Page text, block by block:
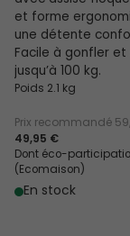
et forme
une détente
Facile à gonfler
jusqu’à 100 kg.
Poids 2.1 kg
Prix recommandé
49,95 €
Dont éco-
(Ecomaison)
En stock